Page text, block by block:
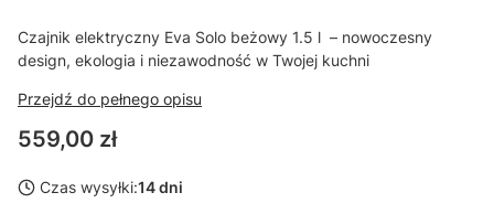
Czajnik elektryczny Eva Solo beżowy 1.5 l – nowoczesny
design, ekologia i niezawodność w Twojej kuchni
Przejdź do pełnego opisu
Cena
559,00 zł
Czas wysyłki:14 dni